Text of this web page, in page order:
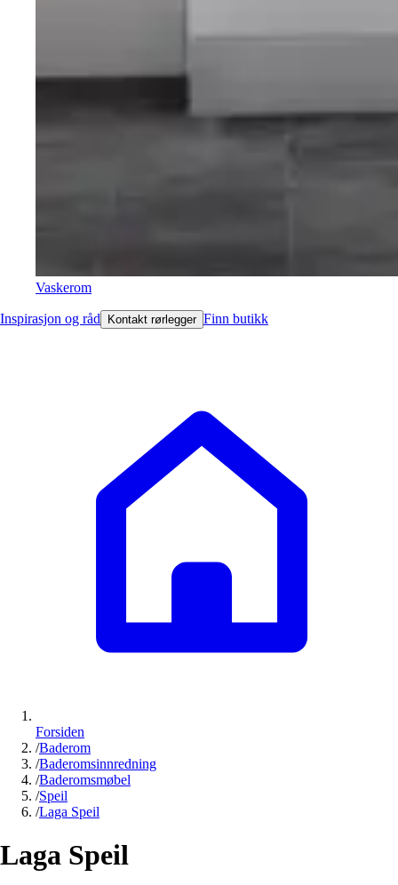
Vaskerom
Inspirasjon og råd Kontakt rørlegger Finn butikk
Forsiden
/Baderom
/Baderomsinnredning
/Baderomsmøbel
/Speil
/Laga Speil
Laga Speil